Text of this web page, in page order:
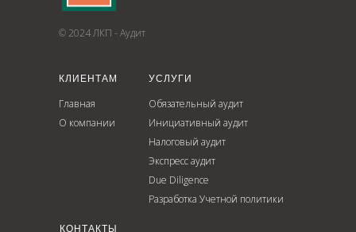
КЛИЕНТАМ
Главная
О компании
УСЛУГИ
Обязательный аудит
Инициативный аудит
Налоговый аудит
Экспресс аудит
Due Diligence
Разработка Учетной политики
КОНТАКТЫ
© 2024 ЛКП - Аудит